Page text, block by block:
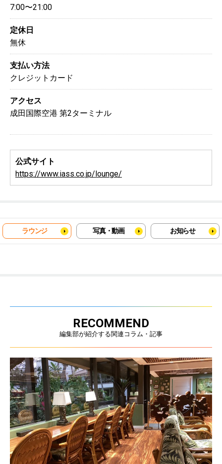
7:00〜21:00
定休日
無休
支払い方法
クレジットカード
アクセス
成田国際空港 第2ターミナル
公式サイト
https://www.iass.co.jp/lounge/
ラウンジ 写真・動画 お知らせ
RECOMMEND
編集部が紹介する関連コラム・記事